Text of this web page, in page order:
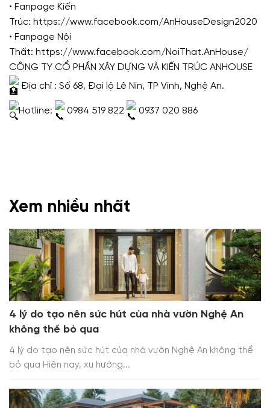
• Fanpage Kiến
Trúc: https://www.facebook.com/AnHouseDesign2020
• Fanpage Nội
Thất: https://www.facebook.com/NoiThat.AnHouse/
CÔNG TY CỔ PHẦN XÂY DỰNG VÀ KIẾN TRÚC ANHOUSE
Địa chỉ : Số 68, Đại lộ Lê Nin, TP Vinh, Nghệ An.
Hotline: 0984 519 822 0937 020 886
Xem nhiều nhất
4 lý do tạo nên sức hút của nhà vườn Nghệ An
không thể bỏ qua
4 lý do tạo nên sức hút của nhà vườn Nghệ An không thể
bỏ qua Hiện nay, xu hướng...